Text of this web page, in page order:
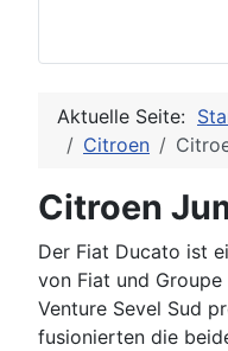
Aktuelle Seite:
Citroen
Citroen
Der Fiat Ducato ist
von Fiat und
Venture Sevel Sud
fusionierten die